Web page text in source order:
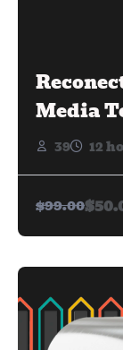
Media
39 12
$99.00$